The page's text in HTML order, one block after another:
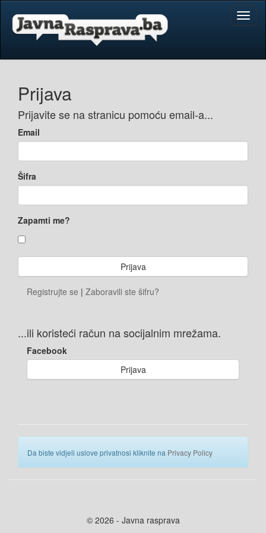
Prijava
Prijavite se na stranicu pomoću email-a...
Email
Šifra
Zapamti me?
Registrujte se | Zaboravili ste šifru?
...ili koristeći račun na socijalnim mrežama.
Facebook
Prijava
Da biste vidjeli uslove privatnosi kliknite na Privacy Policy
© 2026 - Javna rasprava